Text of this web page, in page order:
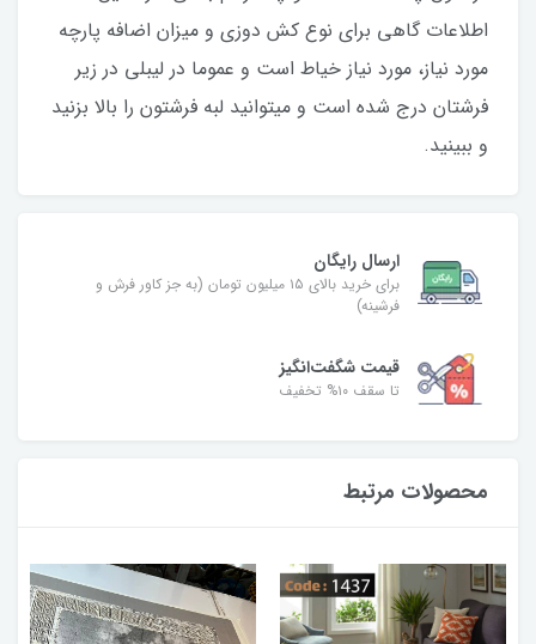
اطلاعات گاهی برای نوع کش دوزی و میزان اضافه پارچه
مورد نیاز، مورد نیاز خیاط است و عموما در لیبلی در زیر
فرشتان درج شده است و میتوانید لبه فرشتون را بالا بزنید
و ببینید.
ارسال رایگان
برای خرید بالای ۱۵ میلیون تومان (به جز کاور فرش و
فرشینه)
قیمت شگفت‌انگیز
تا سقف ۱۰% تخفیف
محصولات مرتبط